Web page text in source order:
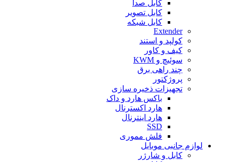
کابل صدا
کابل تصویر
کابل شبکه
Extender
کولپد و استند
کیف و کاور
سوئیچ و KWM
چند راهی برق
پروژکتور
تجهیزات ذخیره سازی
باکس هارد و داک
هارد اکسترنال
هارد اینترنال
SSD
فلش مموری
لوازم جانبی موبایل
کابل و شارژر